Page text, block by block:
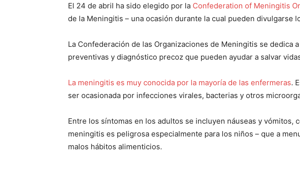
El 24 de abril ha sido elegido por la Confederation of Meningitis
de la Meningitis – una ocasión durante la cual pueden divulgarse
La Confederación de las Organizaciones de Meningitis se
preventivas y diagnóstico precoz que pueden ayudar a salvar
La meningitis es muy conocida por la mayoría de las enfermeras.
ser ocasionada por infecciones virales, bacterias y otros
Entre los síntomas en los adultos se incluyen náuseas y
meningitis es peligrosa especialmente para los niños – que a
malos hábitos alimenticios.